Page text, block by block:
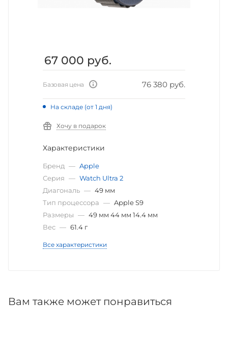
67 000 руб.
Базовая цена 76 380 руб.
На складе (от 1 дня)
Хочу в подарок
Характеристики
Бренд — Apple
Серия — Watch Ultra 2
Диагональ — 49 мм
Тип процессора — Apple S9
Размеры — 49 мм 44 мм 14.4 мм
Вес — 61.4 г
Все характеристики
Вам также может понравиться